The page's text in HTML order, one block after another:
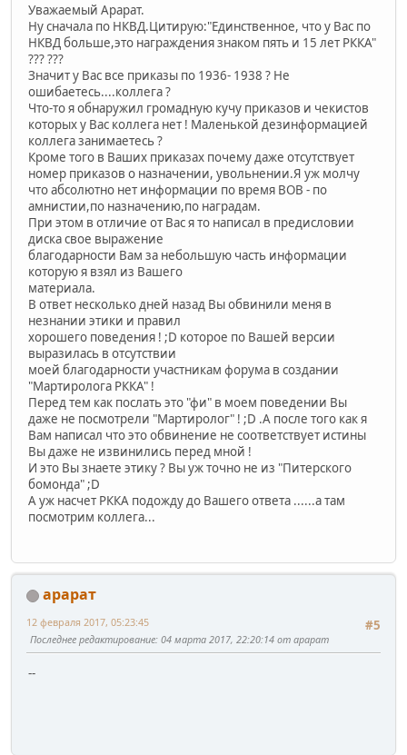
Уважаемый Арарат.
Ну сначала по НКВД.Цитирую:"Единственное, что у Вас по
НКВД больше,это награждения знаком пять и 15 лет РККА"
??? ???
Значит у Вас все приказы по 1936- 1938 ? Не
ошибаетесь....коллега ?
Что-то я обнаружил громадную кучу приказов и чекистов
которых у Вас коллега нет ! Маленькой дезинформацией
коллега занимаетесь ?
Кроме того в Ваших приказах почему даже отсутствует
номер приказов о назначении, увольнении.Я уж молчу
что абсолютно нет информации по время ВОВ - по
амнистии,по назначению,по наградам.
При этом в отличие от Вас я то написал в предисловии
диска свое выражение
благодарности Вам за небольшую часть информации
которую я взял из Вашего
материала.
В ответ несколько дней назад Вы обвинили меня в
незнании этики и правил
хорошего поведения ! ;D которое по Вашей версии
выразилась в отсутствии
моей благодарности участникам форума в создании
"Мартиролога РККА" !
Перед тем как послать это "фи" в моем поведении Вы
даже не посмотрели "Мартиролог" ! ;D .А после того как я
Вам написал что это обвинение не соответствует истины
Вы даже не извинились перед мной !
И это Вы знаете этику ? Вы уж точно не из "Питерского
бомонда" ;D
А уж насчет РККА подожду до Вашего ответа ......а там
посмотрим коллега...
арарат
#5
12 февраля 2017, 05:23:45
Последнее редактирование: 04 марта 2017, 22:20:14 от арарат
--